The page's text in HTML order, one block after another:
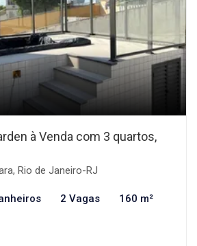
à Venda com 3 quartos,
Rio de Janeiro-RJ
2 Vagas 160 m²